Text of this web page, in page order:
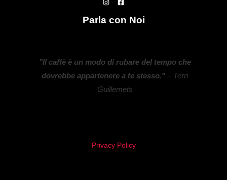
Parla con Noi
"Il caffè è un modo di rubare del tempo che
dovrebbe appartenere a te stesso." – Terri
Guillemets
Privacy Policy